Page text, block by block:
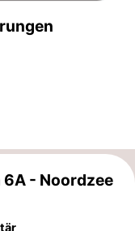
- Noordzee